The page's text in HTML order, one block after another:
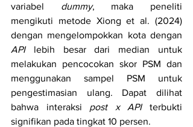
variabel dummy, maka peneliti
mengikuti metode Xiong et al. (2024)
API lebih besar dari median untuk
melakukan pencocokan skor PSM dan
menggunakan sampel PSM untuk
pengestimasian ulang. Dapat dilihat
bahwa interaksi post x API terbukti
signifikan pada tingkat 10 persen.